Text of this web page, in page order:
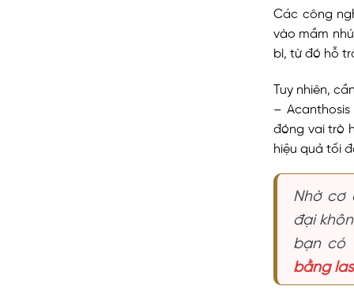
Các công
vào mầm
bì, từ đó hỗ
Tuy nhiên,
–
đóng vai trò
hiệu quả tối
Nhờ cơ
đại
bạn có
bằng